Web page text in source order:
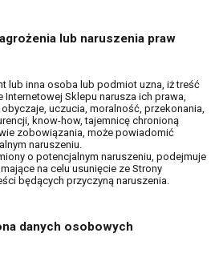
lub naruszenia praw
lub inna osoba lub podmiot uzna, iż treść
Internetowej Sklepu narusza ich prawa,
uczucia, moralność, przekonania,
know-how, tajemnicę chronioną
zobowiązania, może powiadomić
naruszeniu.
o potencjalnym naruszeniu, podejmuje
na celu usunięcie ze Strony
będących przyczyną naruszenia.
danych osobowych